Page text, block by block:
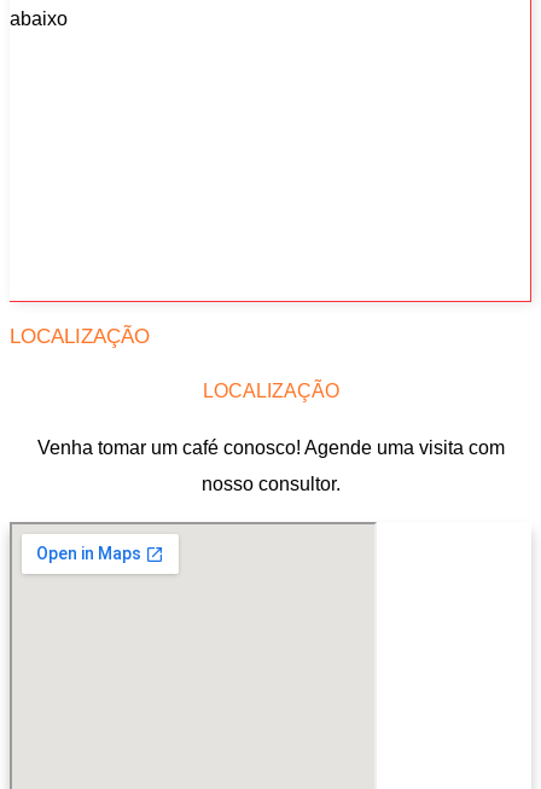
abaixo
LOCALIZAÇÃO
LOCALIZAÇÃO
Venha tomar um café conosco! Agende uma visita com
nosso consultor.